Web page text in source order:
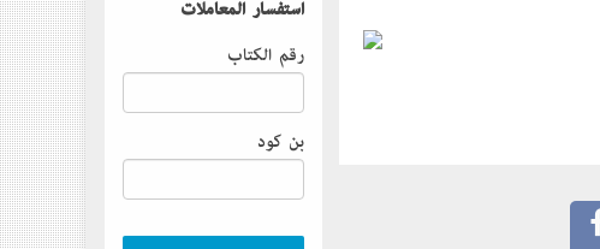
استفسار المعاملات
رقم الكتاب
بن كود